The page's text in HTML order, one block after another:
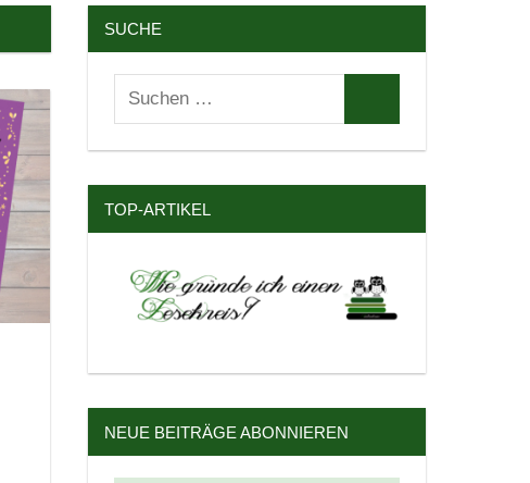
SUCHE
Suchen
nach:
TOP-ARTIKEL
NEUE BEITRÄGE ABONNIEREN